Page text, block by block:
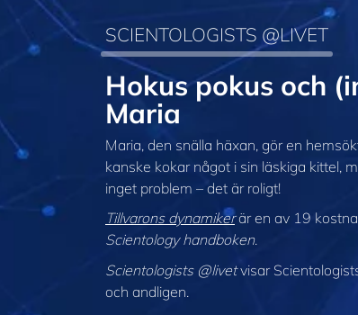
SCIENTOLOGISTS @LIVET
Hokus pokus och
Maria
Maria, den snälla häxan, gör en
kanske kokar något i sin läskiga kittel,
inget problem – det är roligt!
Tillvarons dynamikerär en av 19
Scientology handboken.
Scientologists @livetvisar
och andligen.